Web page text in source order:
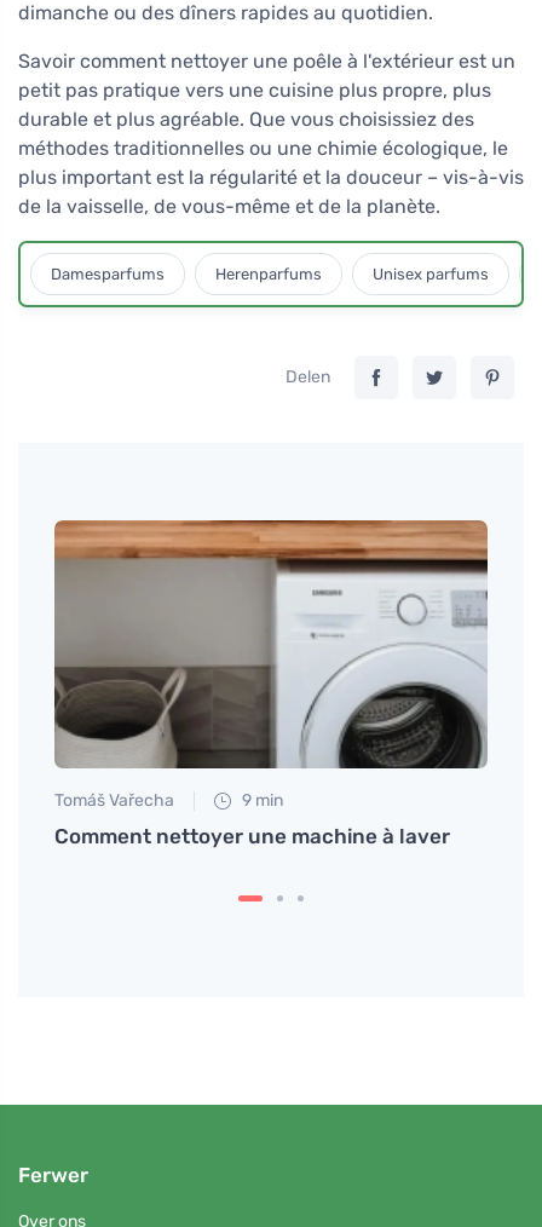
dimanche ou des dîners rapides au quotidien.
Savoir comment nettoyer une poêle à l'extérieur est un
petit pas pratique vers une cuisine plus propre, plus
durable et plus agréable. Que vous choisissiez des
méthodes traditionnelles ou une chimie écologique, le
plus important est la régularité et la douceur – vis-à-vis
de la vaisselle, de vous-même et de la planète.
Damesparfums Herenparfums Unisex parfums
Delen
Tomáš Vařecha 9 min
Comment nettoyer une machine à laver
Ferwer
Over ons